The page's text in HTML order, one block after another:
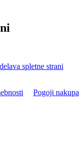
spletne strani
Pogoji nakupa